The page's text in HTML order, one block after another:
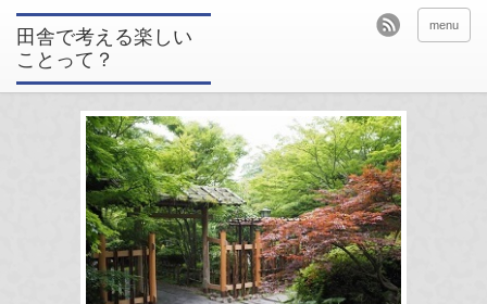
田舎で考える楽しい
ことって？
menu